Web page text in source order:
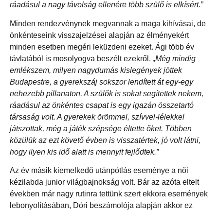
ráadásul a nagy távolság ellenére több szülő is elkísért.”
Minden rendezvénynek megvannak a maga kihívásai, de
önkénteseink visszajelzései alapján az élményekért
minden esetben megéri leküzdeni ezeket. Ági több év
távlatából is mosolyogva beszélt ezekről. „Még mindig
emlékszem, milyen nagydumás kislegények jöttek
Budapestre, a gyerekszáj sokszor lendített át egy-egy
nehezebb pillanaton. A szülők is sokat segítettek nekem,
ráadásul az önkéntes csapat is egy igazán összetartó
társaság volt. A gyerekek örömmel, szívvel-lélekkel
játszottak, még a játék szépsége éltette őket. Többen
közülük az ezt követő évben is visszatértek, jó volt látni,
hogy ilyen kis idő alatt is mennyit fejlődtek.”
Az év másik kiemelkedő utánpótlás eseménye a női
kézilabda junior világbajnokság volt. Bár az azóta eltelt
években már nagy rutinra tettünk szert ekkora események
lebonyolításában, Dóri beszámolója alapján akkor ez